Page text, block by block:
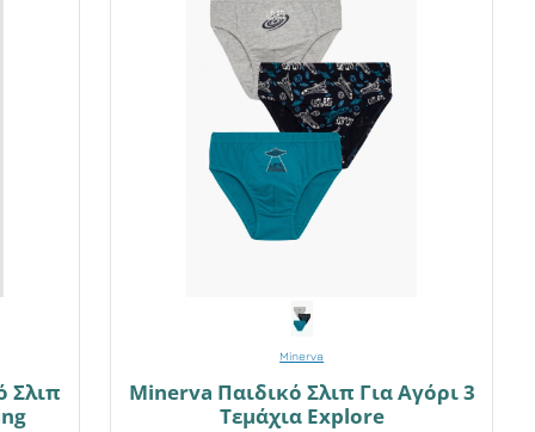
Σλιπ
Minerva
Minerva Παιδικό Σλιπ Για Αγόρι 3
Τεμάχια Explore